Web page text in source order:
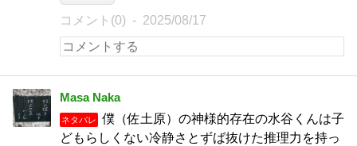
コメント(0) 2025/08/17
Masa Naka
ネタバレ
僕（佐土原）の神様的存在の水谷くんは子
どもらしくない冷静さとずば抜けた推理力を持っ